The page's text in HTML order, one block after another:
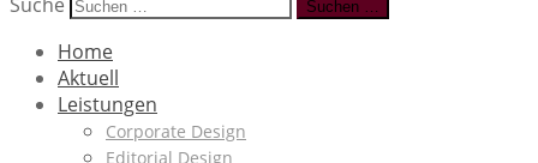
Suchen …
Home
Aktuell
Leistungen
Corporate Design
Editorial Design